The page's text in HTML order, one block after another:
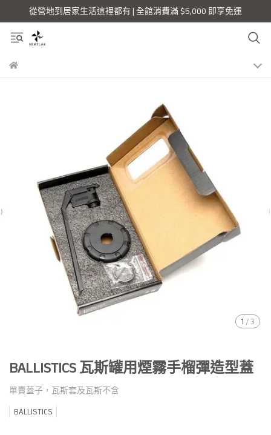
從營地到居家生活這裡都有 | 全館消費滿 $5,000 即享免運
1 / 3
BALLISTICS 瓦斯罐用煙霧手榴彈造型蓋
單賣蓋子，瓦斯套及瓦斯不含
BALLISTICS